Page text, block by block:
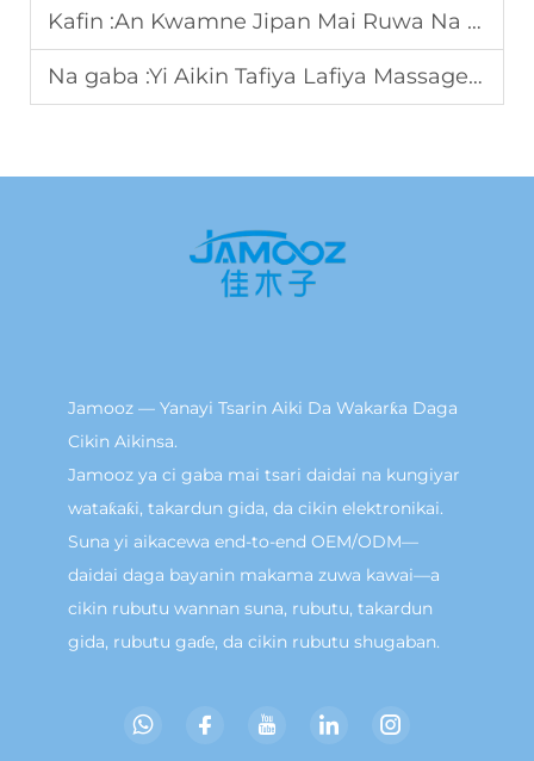
Kafin :An Kwamne Jipan Mai Ruwa Na Sake Aiki Kin Kin Masaje Dai Dai A Sin China
Na gaba :Yi Aikin Tafiya Lafiya Massage Chair Don Hotels Na Spas: Rubutun B2B Dabar Daƙo
Jamooz — Yanayi Tsarin Aiki Da Wakarƙa Daga
Cikin Aikinsa.
Jamooz ya ci gaba mai tsari daidai na kungiyar
wataƙaƙi, takardun gida, da cikin elektronikai.
Suna yi aikacewa end-to-end OEM/ODM—
daidai daga bayanin makama zuwa kawai—a
cikin rubutu wannan suna, rubutu, takardun
gida, rubutu gaɗe, da cikin rubutu shugaban.